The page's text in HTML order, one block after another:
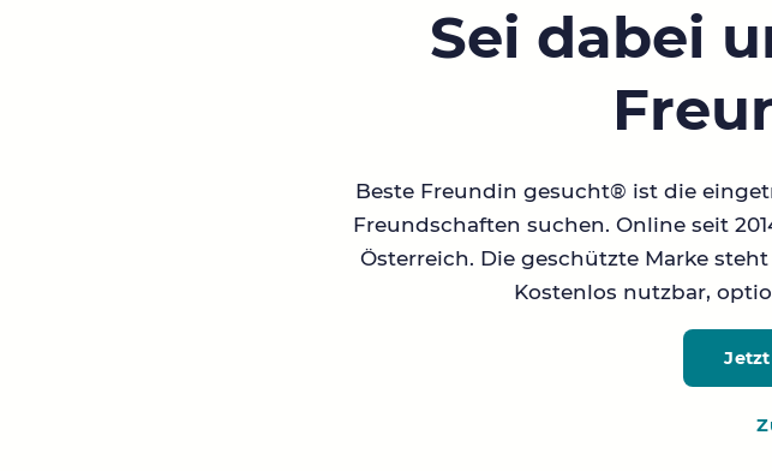
Sei dabei
Beste Freundin gesucht® ist die
Freundschaften suchen. Online seit
Österreich. Die geschützte Marke
Kostenlos nutzbar,